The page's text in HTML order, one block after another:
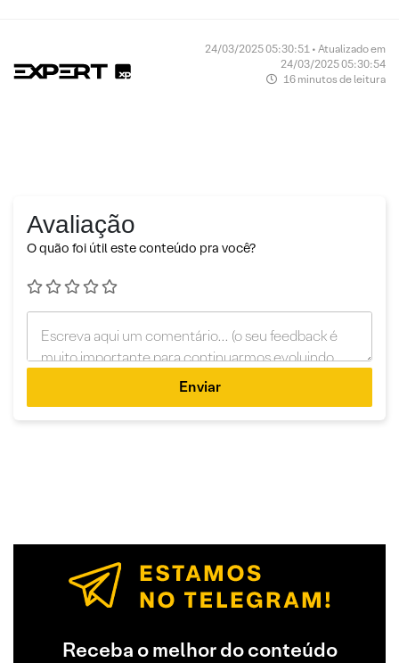
24/03/2025 05:30:51 • Atualizado em
24/03/2025 05:30:54
16 minutos de leitura
Avaliação
O quão foi útil este conteúdo pra você?
Enviar
Receba o melhor do conteúdo